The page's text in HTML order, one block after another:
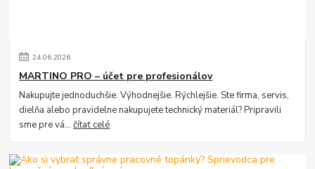
24.06.2026
MARTINO PRO – účet pre profesionálov
Nakupujte jednoduchšie. Výhodnejšie. Rýchlejšie. Ste firma, servis,
dielňa alebo pravidelne nakupujete technický materiál? Pripravili
sme pre vá...čítať celé